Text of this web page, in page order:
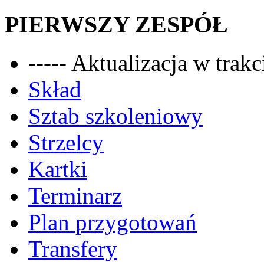
PIERWSZY ZESPÓŁ
----- Aktualizacja w
Skład
Sztab szkoleniowy
Strzelcy
Kartki
Terminarz
Plan przygotowań
Transfery